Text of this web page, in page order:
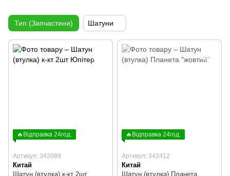
Тип (Запчастини) Шатуни
🔥Відправка 24год.
Артикул: 342089
Китай
Шатун (втулка) к-кт 2шт
🔥Відправка 24год.
Артикул: 342412
Китай
Шатун (втулка) Планета